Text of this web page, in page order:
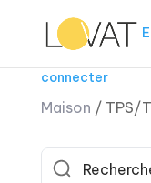
connecter
Maison / TPS/